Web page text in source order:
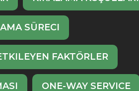
SÜRECI
FAKTÖRLER
ONE-WAY SERVICE